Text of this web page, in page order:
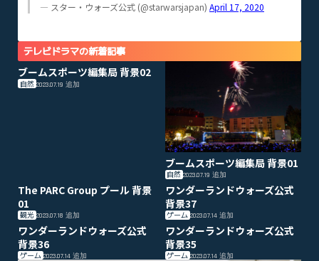
— スター・ウォーズ公式 (@starwarsjapan) April 17, 2020
テレビドラマの新着記事
ブームスポーツ編集局 背景02
自然 2023.07.19 追加
ブームスポーツ編集局 背景01
自然 2023.07.19追加
The PARC Group プール 背景
01
観光 2023.07.18 追加
ワンダーランドウォーズ公式
背景37
ゲーム 2023.07.14追加
ワンダーランドウォーズ公式
背景36
ゲーム 2023.07.14 追加
ワンダーランドウォーズ公式
背景35
ゲーム 2023.07.14追加